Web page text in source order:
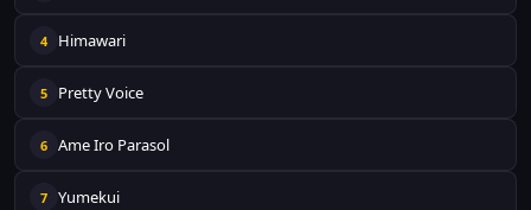
4 Himawari
5 Pretty Voice
6 Ame Iro Parasol
7 Yumekui